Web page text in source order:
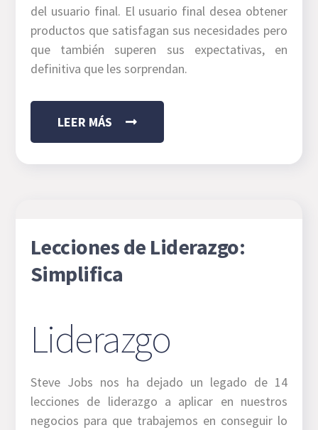
del usuario final. El usuario final desea obtener
productos que satisfagan sus necesidades pero
que también superen sus expectativas, en
definitiva que les sorprendan.
LEER MÁS
Lecciones de Liderazgo:
Simplifica
Liderazgo
Steve Jobs nos ha dejado un legado de 14
lecciones de liderazgo a aplicar en nuestros
negocios para que trabajemos en conseguir lo